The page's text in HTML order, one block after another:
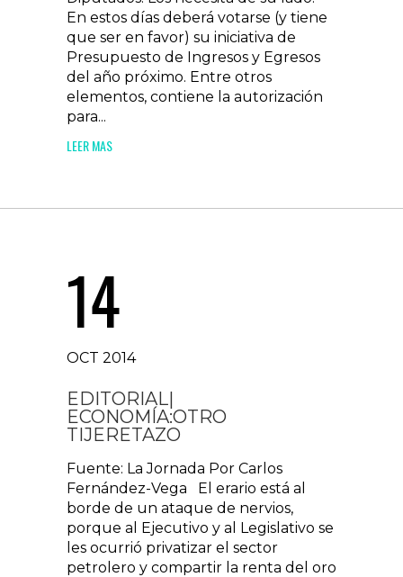
En estos días deberá votarse (y tiene
que ser en favor) su iniciativa de
Presupuesto de Ingresos y Egresos
del año próximo. Entre otros
elementos, contiene la autorización
para...
LEER MAS
14
OCT 2014
EDITORIAL|
ECONOMÍA:OTRO
TIJERETAZO
Fuente: La Jornada Por Carlos
Fernández-Vega El erario está al
borde de un ataque de nervios,
porque al Ejecutivo y al Legislativo se
les ocurrió privatizar el sector
petrolero y compartir la renta del oro